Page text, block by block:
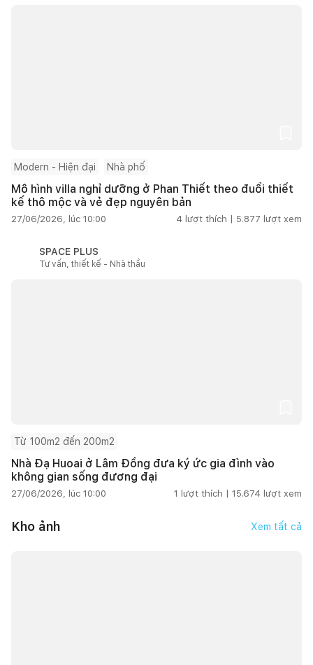
Modern - Hiện đại Nhà phố
Mô hình villa nghỉ dưỡng ở Phan Thiết theo đuổi thiết
kế thô mộc và vẻ đẹp nguyên bản
27/06/2026, lúc 10:00 4 lượt thích | 5.877 lượt xem
SPACE PLUS
Tư vấn, thiết kế - Nhà thầu
Từ 100m2 đến 200m2
Nhà Đạ Huoai ở Lâm Đồng đưa ký ức gia đình vào
không gian sống đương đại
27/06/2026, lúc 10:00 1 lượt thích | 15.674 lượt xem
Kho ảnh Xem tất cả